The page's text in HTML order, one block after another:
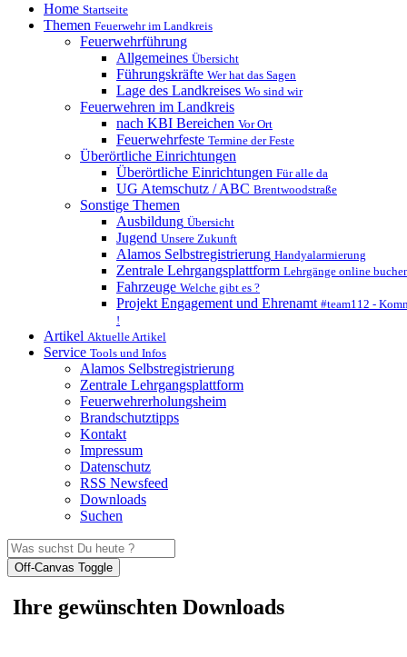
Home Startseite
Themen Feuerwehr im Landkreis
Feuerwehrführung
Allgemeines Übersicht
Führungskräfte Wer hat das Sagen
Lage des Landkreises Wo sind wir
Feuerwehren im Landkreis
nach KBI Bereichen Vor Ort
Feuerwehrfeste Termine der Feste
Überörtliche Einrichtungen
Überörtliche Einrichtungen Für alle da
UG Atemschutz / ABC Brentwoodstraße
Sonstige Themen
Ausbildung Übersicht
Jugend Unsere Zukunft
Alamos Selbstregistrierung Handyalarmierung
Zentrale Lehrgangsplattform Lehrgänge online
Fahrzeuge Welche gibt es ?
Projekt Engagement und Ehrenamt #team112 -
!
Artikel Aktuelle Artikel
Service Tools und Infos
Alamos Selbstregistrierung
Zentrale Lehrgangsplattform
Feuerwehrerholungsheim
Brandschutztipps
Kontakt
Impressum
Datenschutz
RSS Newsfeed
Downloads
Suchen
Off-Canvas Toggle
Ihre gewünschten Downloads